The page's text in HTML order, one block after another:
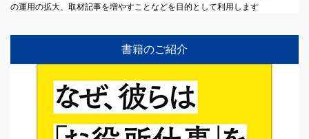
の運用の拡大、取材記事を増やすことなどを目的として利用します
書籍のご紹介